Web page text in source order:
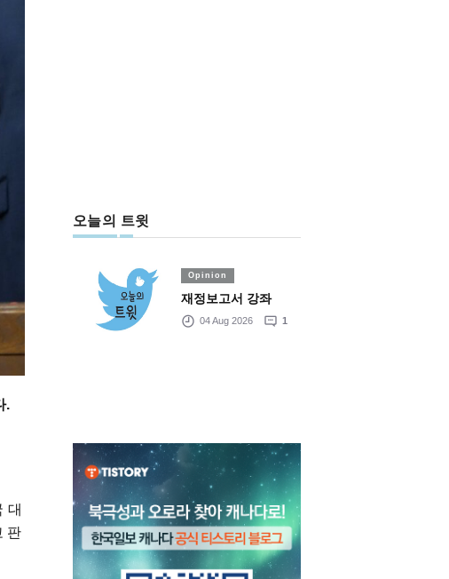
.
대
판
오늘의 트윗
Opinion
재정보고서 강좌
04 Aug 2026 1